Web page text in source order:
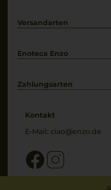
Kontakt
Versandarten
Enoteca Enzo
Bewertungs-Richtlinien
Zahlungsarten
Kontakt
E-Mail: ciao@enzo.de